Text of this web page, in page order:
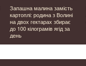
Запашна малина замість
картоплі: родина з Волині
на двох гектарах збирає
до 100 кілограмів ягід за
день